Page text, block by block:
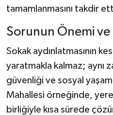
tamamlanmasını takdir
Sorunun Önemi
Sokak aydınlatmasının
yaratmakla kalmaz; aynı
güvenliği ve sosyal
Mahallesi örneğinde,
birliğiyle kısa sürede